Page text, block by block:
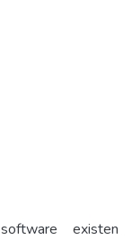
existen